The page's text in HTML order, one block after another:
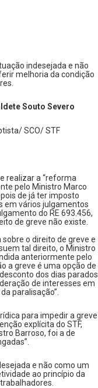
indesejada e não
melhoria da condição
Souto Severo
realizar a “reforma
pelo Ministro Marco
de já ter imposto
em vários julgamentos
do RE 693.456,
de greve não existe.
o direito de greve e
tal direito, o Ministro
anteriormente pelo
a greve é uma opção de
dos dias parados
de interesses em
paralisação”.
para impedir a greve
explícita do STF,
Barroso, foi a de
e não como um
ao princípio da